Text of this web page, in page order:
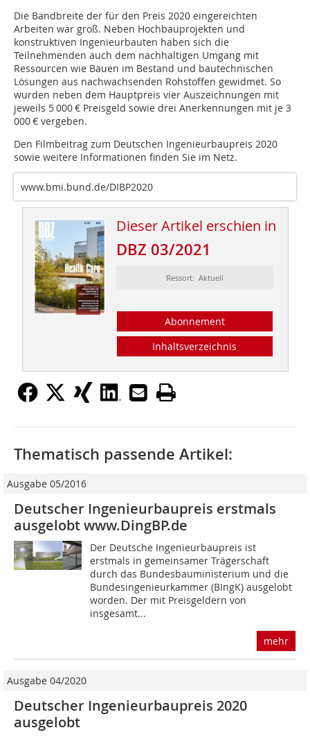
Die Bandbreite der für den Preis 2020 einge­reichten
Arbeiten war groß. Neben Hochbauprojekten und
konstruktiven Ingenieurbauten haben sich die
Teilnehmenden auch dem nachhaltigen Umgang mit
Ressourcen wie Bauen im Bestand und bautechnischen
Lösungen aus nachwachsenden Rohstoffen gewidmet. So
wurden neben dem Hauptpreis vier Auszeichnungen mit
jeweils 5 000 € Preisgeld sowie drei Anerkennungen mit je 3
000 € vergeben.
Den Filmbeitrag zum Deutschen Ingenieurbaupreis 2020
sowie weitere Informationen finden Sie im Netz.
www.bmi.bund.de/DIBP2020
Dieser Artikel erschien in
DBZ 03/2021
Ressort: Aktuell
Abonnement
Inhaltsverzeichnis
Thematisch passende Artikel:
Ausgabe 05/2016
Deutscher Ingenieurbaupreis erstmals
ausgelobt www.DingBP.de
Der Deutsche Ingenieurbaupreis ist
erstmals in gemeinsamer Trägerschaft
durch das Bundesbauministerium und die
Bundesingenieurkammer (BIngK) ausgelobt
worden. Der mit Preisgeldern von
insgesamt...
mehr
Ausgabe 04/2020
Deutscher Ingenieurbaupreis 2020
ausgelobt